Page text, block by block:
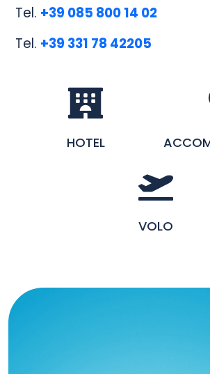
Tel. +39 085 800 14 02
Tel. +39 331 78 42205
HOTEL
VOLO